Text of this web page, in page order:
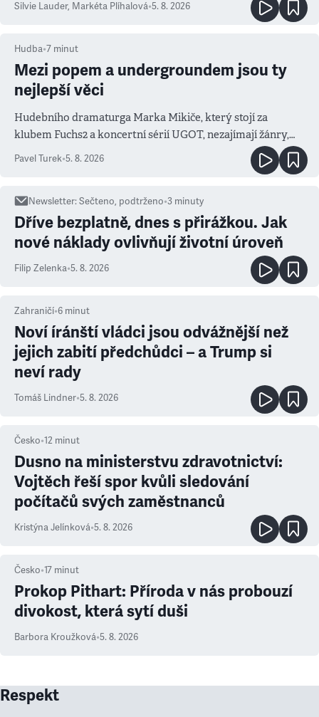
Silvie Lauder, Markéta Plíhalová•5. 8. 2026
Hudba•7 minut
Mezi popem a undergroundem jsou ty
nejlepší věci
Hudebního dramaturga Marka Mikiče, který stojí za
klubem Fuchs2 a koncertní sérií UGOT, nezajímají žánry,
ale atmosféra
Pavel Turek•5. 8. 2026
Newsletter:Sečteno, podtrženo•3 minuty
Dříve bezplatně, dnes s přirážkou. Jak
nové náklady ovlivňují životní úroveň
Filip Zelenka•5. 8. 2026
Zahraničí•6 minut
Noví íránští vládci jsou odvážnější než
jejich zabití předchůdci – a Trump si
neví rady
Tomáš Lindner•5. 8. 2026
Česko•12 minut
Dusno na ministerstvu zdravotnictví:
Vojtěch řeší spor kvůli sledování
počítačů svých zaměstnanců
Kristýna Jelínková•5. 8. 2026
Česko•17 minut
Prokop Pithart: Příroda v nás probouzí
divokost, která sytí duši
Barbora Kroužková•5. 8. 2026
Respekt